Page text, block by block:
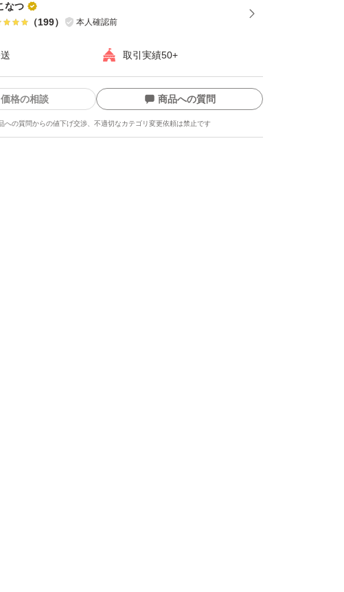
なつ
（199） 本人確認前
取引実績50+
ます
です
あります
す
内に発送してい
価格の相談 商品への質問
への質問からの値下げ交渉、不適切なカテゴリ変更依頼は禁止です